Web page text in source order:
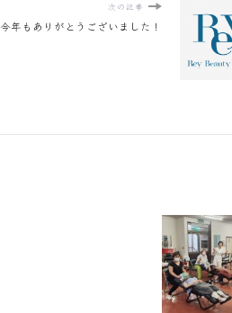
次の記事
今年もありがとうございました！